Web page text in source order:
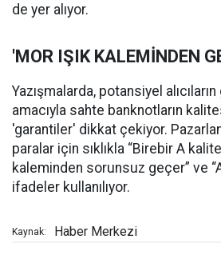
de yer alıyor.
'MOR IŞIK KALEMİNDEN
Yazışmalarda, potansiyel
amacıyla sahte banknotların
'garantiler' dikkat çekiyor.
paralar için sıklıkla “Birebir A
kaleminden sorunsuz geçer” ve
ifadeler kullanılıyor.
Kaynak: Haber Merkezi